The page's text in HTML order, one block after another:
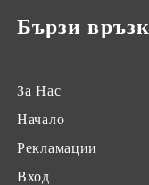
Бързи
За Нас
Начало
Рекламации
Вход